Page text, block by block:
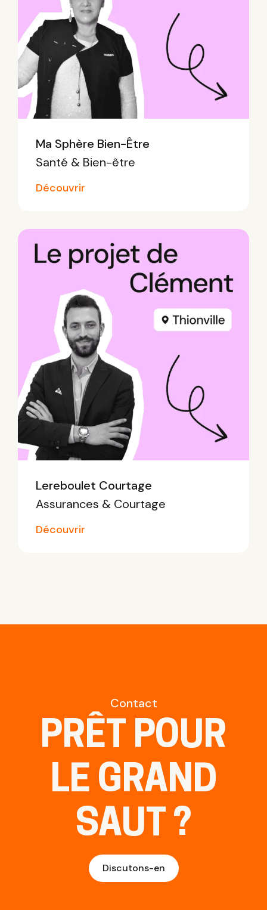
Ma Sphère Bien-Être
Santé & Bien-être
Découvrir
Lereboulet Courtage
Assurances & Courtage
Découvrir
Contact
PRÊT POUR
LE GRAND
SAUT ?
Discutons-en